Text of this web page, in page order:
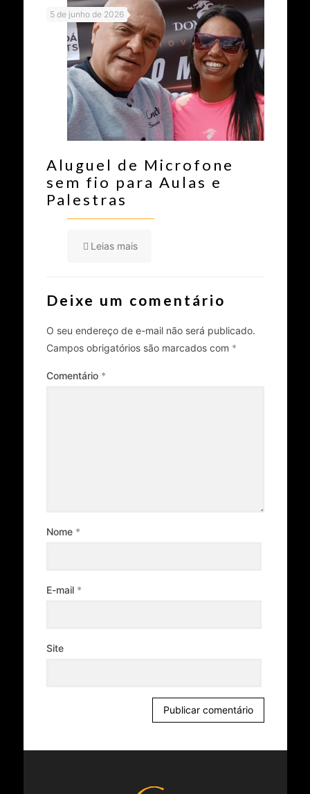
5 de junho de 2026
Aluguel de Microfone
sem fio para Aulas e
Palestras
Leias mais
Deixe um comentário
O seu endereço de e-mail não será publicado.
Campos obrigatórios são marcados com *
Comentário *
Nome *
E-mail *
Site